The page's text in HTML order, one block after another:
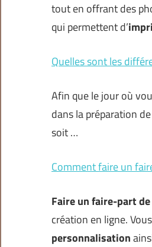
tout en offrant des
qui permettent d’
Quelles sont les
Afin que le jour où
dans la préparation
soit …
Comment faire un
Faire un faire-part
création en ligne.
personnalisation